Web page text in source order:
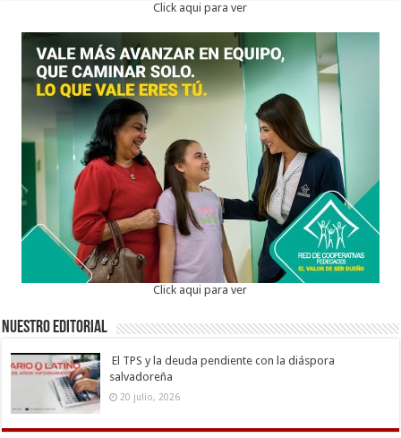
Click aqui para ver
Click aqui para ver
Nuestro Editorial
El TPS y la deuda pendiente con la diáspora
salvadoreña
20 julio, 2026